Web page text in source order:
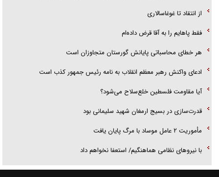
از انتقاد تا غوغاسالاری
فقط پاهایم را به آقا قرض داده‌ام
هر خطای محاسباتی پایانش گورستان متجاوزان است
ادعای واکنش رهبر معظم انقلاب به نامه رئیس جمهور کذب است
آیا مقاومت فلسطین خلع‌سلاح می‌شود؟
قدرت‌سازی در بسیج ارمغان شهید سلیمانی بود
مأموریت ۲ عامل موساد با مرگ پایان یافت
با نیرو‌های نظامی هماهنگیم/ استعفا نخواهم داد